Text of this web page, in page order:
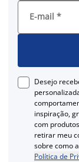
E-mail *
Desejo
inspiração,
com produtos
retirar meu
sobre como
Política de